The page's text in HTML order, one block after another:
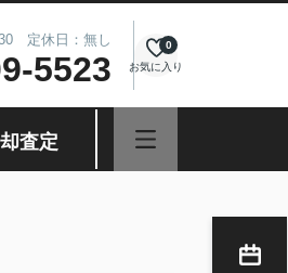
定休日：無し
5523 お気に入り
0
査定